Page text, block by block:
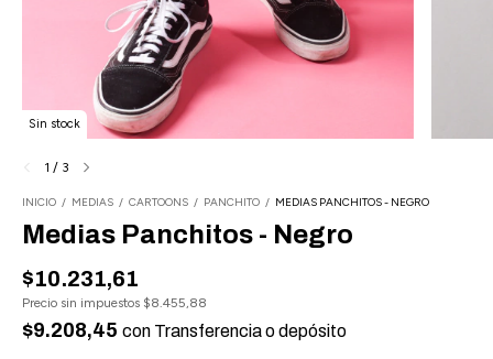
Sin stock
1 / 3
INICIO / MEDIAS / CARTOONS / PANCHITO / MEDIAS PANCHITOS - NEGRO
Medias Panchitos - Negro
$10.231,61
Precio sin impuestos $8.455,88
$9.208,45 con Transferencia o depósito